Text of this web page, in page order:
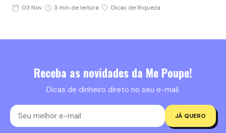
03 Nov 3 min de leitura Dicas de Riqueza
Receba as novidades da Me Poupe!
Dicas de dinheiro direto no seu e-mail.
JÁ QUERO